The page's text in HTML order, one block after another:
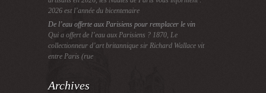
2026 est l’année du bicentenaire
De l’eau offerte aux Parisiens pour remplacer le vin
Qui a offert de l’eau aux Parisiens ? 1870, Le
collectionneur d’art britannique sir Richard Wallace vit
entre Paris (rue
Archives